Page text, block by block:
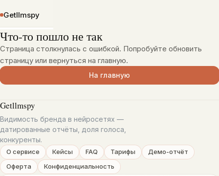
Getllmspy
Что-то пошло не так
Страница столкнулась с ошибкой. Попробуйте обновить
страницу или вернуться на главную.
На главную
Getllmspy
Видимость бренда в нейросетях —
датированные отчёты, доля голоса,
конкуренты.
О сервисе Кейсы FAQ Тарифы
Демо-отчёт
Оферта
Конфиденциальность